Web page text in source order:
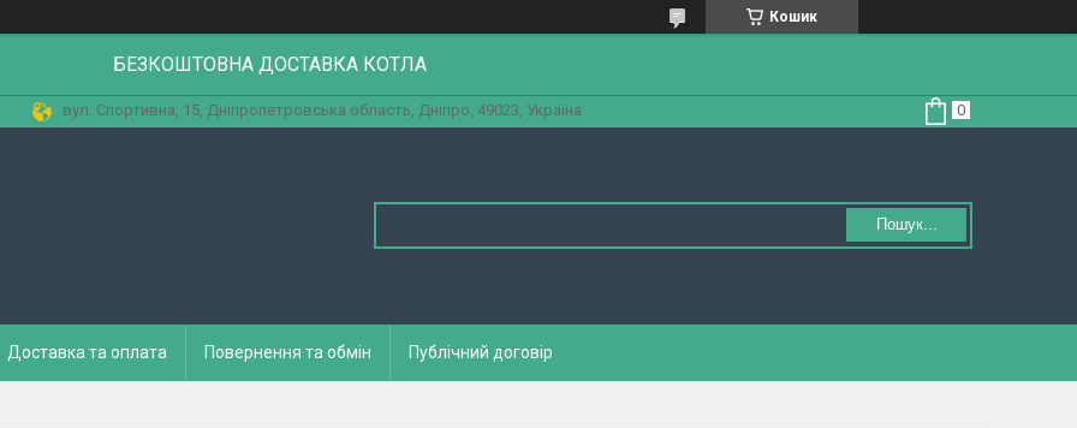
Кошик
БЕЗКОШТОВНА ДОСТАВКА КОТЛА
вул. Спортивна, 15, Дніпропетровська область, Дніпро, 49023, Україна
Пошук...
Доставка та оплата Повернення та обмін Публічний договір